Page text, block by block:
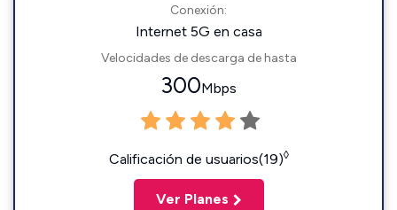
Conexión:
Internet 5G en casa
Velocidades de descarga de hasta
300Mbps
Calificación de usuarios(19)◊
Ver Planes